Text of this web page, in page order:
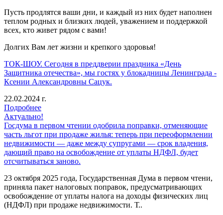
Пусть продлятся ваши дни, и каждый из них будет наполнен
теплом родных и близких людей, уважением и поддержкой
всех, кто живет рядом с вами!
Долгих Вам лет жизни и крепкого здоровья!
ТОК-ШОУ. Сегодня в преддверии праздника «День
Защитника отечества», мы гостях у блокадницы Ленинграда -
Ксении Александровны Сацук.
22.02.2024 г.
Подробнее
Актуально!
Госдума в первом чтении одобрила поправки, отменяющие
часть льгот при продаже жилья: теперь при переоформлении
недвижимости — даже между супругами — срок владения,
дающий право на освобождение от уплаты НДФЛ, будет
отсчитываться заново.
23 октября 2025 года, Государственная Дума в первом чтени,
приняла пакет налоговых поправок, предусматривающих
освобождение от уплаты налога на доходы физических лиц
(НДФЛ) при продаже недвижимости. Т..